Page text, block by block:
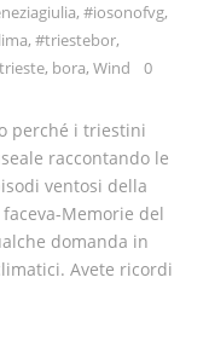
,#iosonofvg,
,#triestebor,
, bora,Wind
0
perché i triestini
raccontando le
ventosi della
Memorie del
domanda in
Avete ricordi